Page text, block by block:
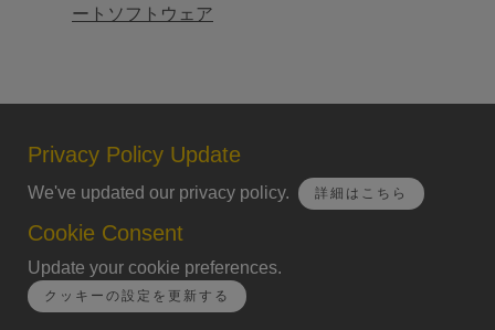
ートソフトウェア
Privacy Policy Update
We've updated our privacy policy. 詳細はこちら
Cookie Consent
Update your cookie preferences.
クッキーの設定を更新する